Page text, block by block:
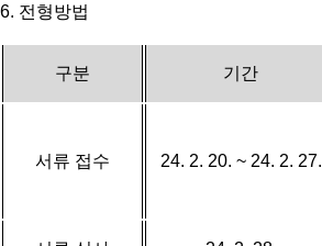
6. 전형방법
구분 기간
서류 접수 24. 2. 20. ~ 24. 2. 27.